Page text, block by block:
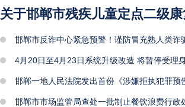
关于邯郸市残疾儿童定点二级
邯郸市反诈中心紧急预警！谨防冒充熟人类诈
4月20日至4月23日系统升级改造 将暂停受理
邯郸一地人民法院发出首份《涉嫌拒执犯罪预
邯郸市市场监管局查处一批制止餐饮浪费行政